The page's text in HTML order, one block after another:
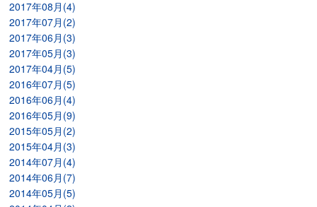
2017年08月(4)
2017年07月(2)
2017年06月(3)
2017年05月(3)
2017年04月(5)
2016年07月(5)
2016年06月(4)
2016年05月(9)
2015年05月(2)
2015年04月(3)
2014年07月(4)
2014年06月(7)
2014年05月(5)